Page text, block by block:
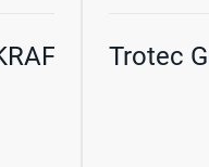
Trotec